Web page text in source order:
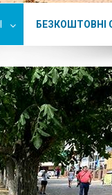
БЕЗКОШТОВНІ